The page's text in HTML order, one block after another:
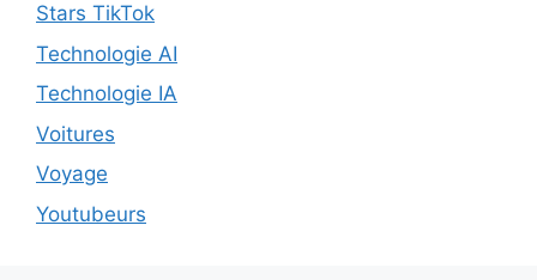
Stars TikTok
Technologie AI
Technologie IA
Voitures
Voyage
Youtubeurs